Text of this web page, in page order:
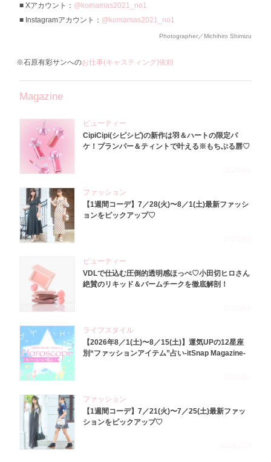
Xアカウント： @komamas2021_no1
Instagramアカウント： @komamas2021_no1
Photographer／Michihiro Shimizu
※石原有彩サンへのお仕事(キャスティング)依頼
Magazine
ビューティー
CipiCipi(シピシピ)の新作は羽＆ハートの限定パ
ケ！プランパー＆ティントで叶える※もちぷる唇♡
ファッション
【1週間コーデ】7／28(火)〜8／1(土)最新ファッシ
ョンをピックアップ♡
ビューティー
VDLで仕込む圧倒的透明感ほっぺ♡小田切ヒロさん
絶賛のリキッド＆バームチークを徹底解剖！
ライフスタイル
【2026年8／1(土)〜8／15(土)】運気UPの12星座
別“ファッションアイテム”占い-itSnap Magazine-
ファッション
【1週間コーデ】7／21(火)〜7／25(土)最新ファッ
ションをピックアップ♡